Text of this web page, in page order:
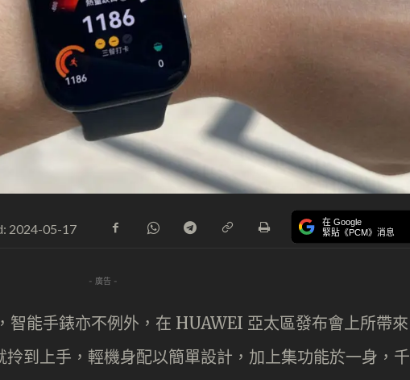
2024-05-17 在 Google
緊貼《PCM》消息
- 廣告 -
智能手錶亦不例外，在 HUAWEI 亞太區發布會上所帶來
到上手，輕機身配以簡單設計，加上集功能於一身，千